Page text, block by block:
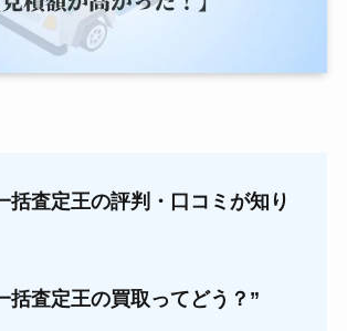
括査定王の評判・口コミが知り
括査定王の買取ってどう？”